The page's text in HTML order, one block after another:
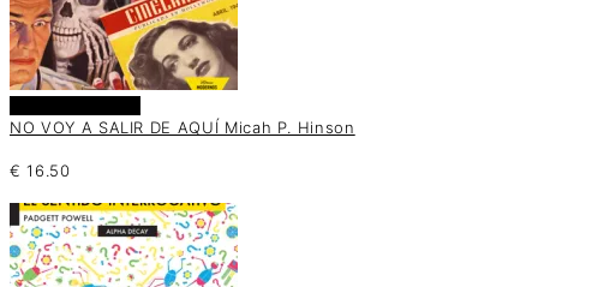
NO VOY A SALIR DE AQUÍ Micah P. Hinson
€ 16.50